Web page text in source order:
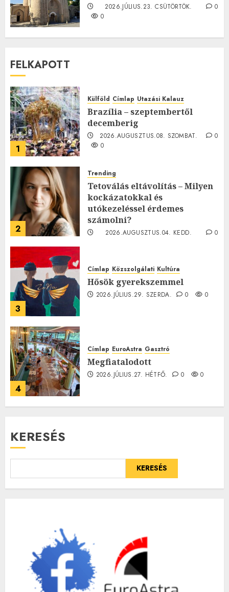
2026.JÚLIUS.23. CSÜTÖRTÖK.
0
0
FELKAPOTT
1
Külföld Címlap Utazási Kalauz
Brazília – szeptembertől
decemberig
2026.AUGUSZTUS.08. SZOMBAT.
0
0
2
Trending
Tetoválás eltávolítás – Milyen
kockázatokkal és
utókezeléssel érdemes
számolni?
2026.AUGUSZTUS.04. KEDD.
0
3
Címlap Közszolgálati Kultúra
Hősök gyerekszemmel
2026.JÚLIUS.29. SZERDA. 0 0
4
Címlap EuroAstra Gasztró
Megfiatalodott
2026.JÚLIUS.27. HÉTFŐ. 0 0
KERESÉS
KERESÉS